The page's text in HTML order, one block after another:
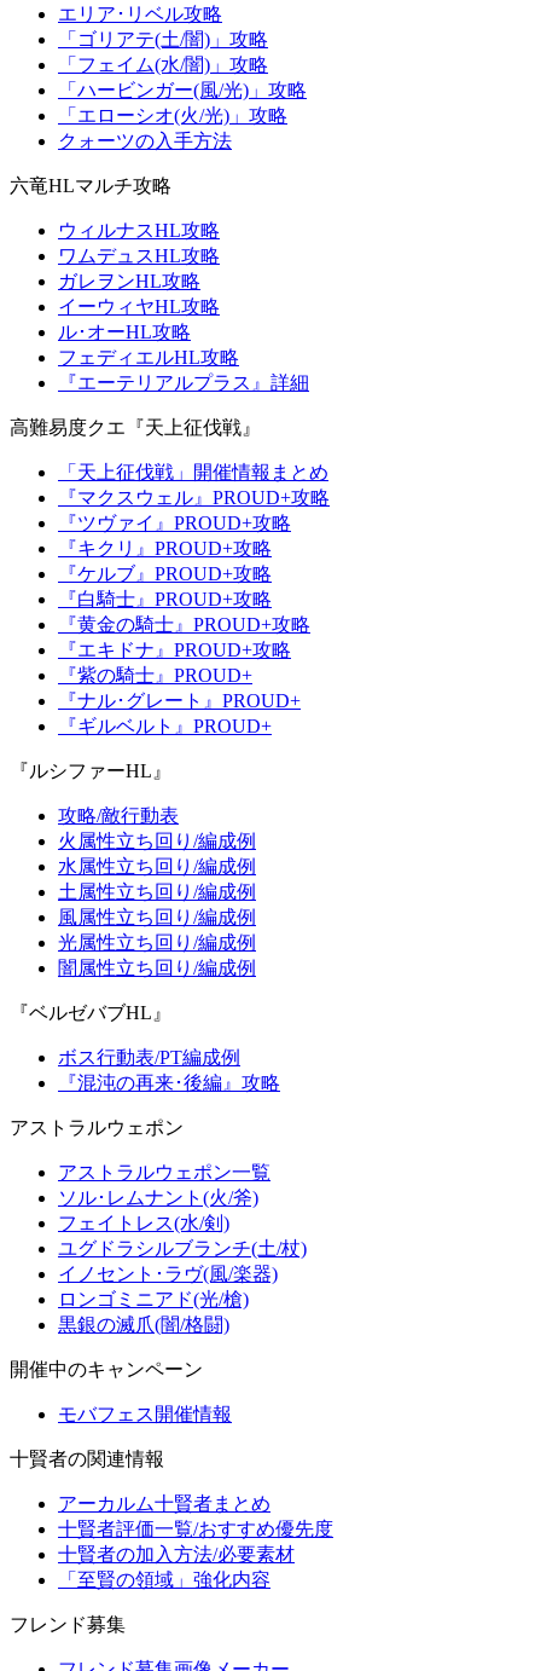
エリア･リベル攻略
「ゴリアテ(土/闇)」攻略
「フェイム(水/闇)」攻略
「ハービンガー(風/光)」攻略
「エローシオ(火/光)」攻略
クォーツの入手方法
六竜HLマルチ攻略
ウィルナスHL攻略
ワムデュスHL攻略
ガレヲンHL攻略
イーウィヤHL攻略
ル･オーHL攻略
フェディエルHL攻略
『エーテリアルプラス』詳細
高難易度クエ『天上征伐戦』
「天上征伐戦」開催情報まとめ
『マクスウェル』PROUD+攻略
『ツヴァイ』PROUD+攻略
『キクリ』PROUD+攻略
『ケルブ』PROUD+攻略
『白騎士』PROUD+攻略
『黄金の騎士』PROUD+攻略
『エキドナ』PROUD+攻略
『紫の騎士』PROUD+
『ナル･グレート』PROUD+
『ギルベルト』PROUD+
『ルシファーHL』
攻略/敵行動表
火属性立ち回り/編成例
水属性立ち回り/編成例
土属性立ち回り/編成例
風属性立ち回り/編成例
光属性立ち回り/編成例
闇属性立ち回り/編成例
『ベルゼバブHL』
ボス行動表/PT編成例
『混沌の再来･後編』攻略
アストラルウェポン
アストラルウェポン一覧
ソル･レムナント(火/斧)
フェイトレス(水/剣)
ユグドラシルブランチ(土/杖)
イノセント･ラヴ(風/楽器)
ロンゴミニアド(光/槍)
黒銀の滅爪(闇/格闘)
開催中のキャンペーン
モバフェス開催情報
十賢者の関連情報
アーカルム十賢者まとめ
十賢者評価一覧/おすすめ優先度
十賢者の加入方法/必要素材
「至賢の領域」強化内容
フレンド募集